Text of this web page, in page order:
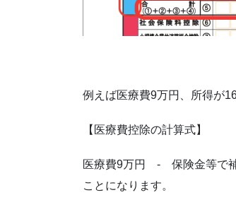
例えば医療費9万円、所得が
【医療費控除の計算式】
医療費9万円 - 保険金等で
ことになります。